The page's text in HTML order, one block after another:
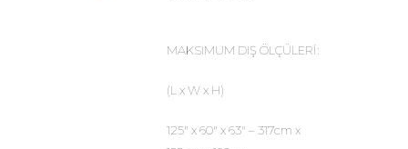
MAKSIMUM DIŞ ÖLÇÜLERİ:
(L x W x H)
125″ x 60″ x 63″ – 317cm x